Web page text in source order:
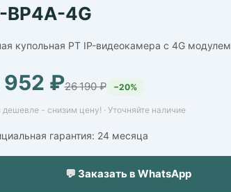
BP4A-4G
купольная PT IP-видеокамера с 4G модулем
952 ₽26 190 ₽ −20%
- снизим цену! · Уточняйте наличие
гарантия: 24 месяца
💬 Заказать в WhatsApp